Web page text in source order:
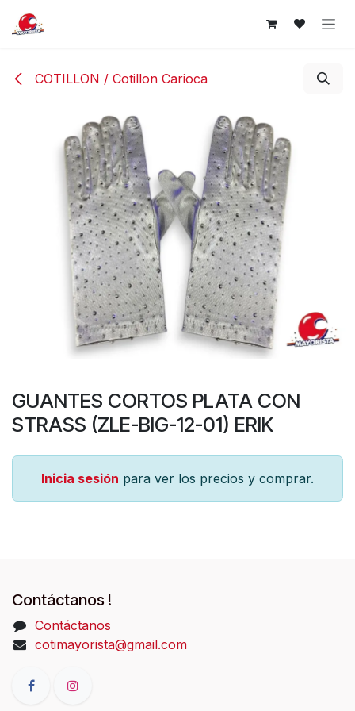
COTILLON / Cotillon Carioca
GUANTES CORTOS PLATA CON
STRASS (ZLE-BIG-12-01) ERIK
Inicia sesión para ver los precios y comprar.
Contáctanos !
Contáctanos
cotimayorista@gmail.com